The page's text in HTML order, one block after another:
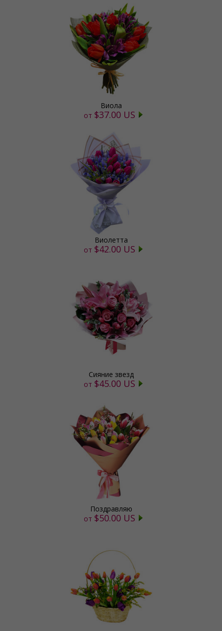
Виола
от $37.00 US
Виолетта
от $42.00 US
Сияние звезд
от $45.00 US
Поздравляю
от $50.00 US